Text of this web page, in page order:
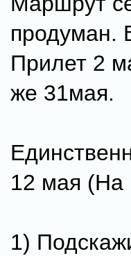
продуман.
Прилет 2
же 31мая.
12 мая (На
1)